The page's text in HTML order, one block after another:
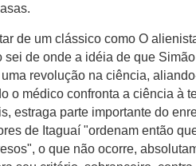
de um clássico como O
sei de onde a idéia de que
revolução na ciência,
o médico confronta a ciência à
estraga parte importante do
de Itaguaí "ordenam então
o que não ocorre,